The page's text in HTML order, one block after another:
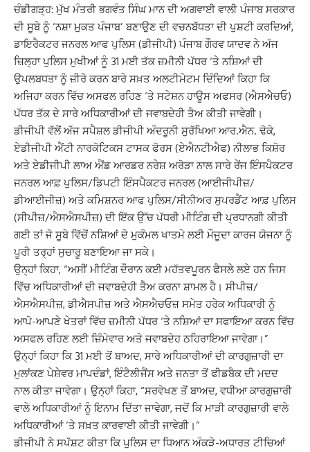
ਚੰਡੀਗੜ੍ਹ: ਮੁੱਖ ਮੰਤਰੀ ਭਗਵੰਤ ਸਿੰਘ ਮਾਨ ਦੀ ਅਗਵਾਈ ਵਾਲੀ ਪੰਜਾਬ ਸਰਕਾਰ
ਦੀ ਸੂਬੇ ਨੂੰ ‘ਨਸ਼ਾ ਮੁਕਤ ਪੰਜਾਬ’ ਬਣਾਉਣ ਦੀ ਵਚਨਬੱਧਤਾ ਦੀ ਪੁਸ਼ਟੀ ਕਰਦਿਆਂ,
ਡਾਇਰੈਕਟਰ ਜਨਰਲ ਆਫ ਪੁਲਿਸ (ਡੀਜੀਪੀ) ਪੰਜਾਬ ਗੌਰਵ ਯਾਦਵ ਨੇ ਅੱਜ
ਜ਼ਿਲ੍ਹਾ ਪੁਲਿਸ ਮੁਖੀਆਂ ਨੂੰ 31 ਮਈ ਤੱਕ ਜ਼ਮੀਨੀ ਪੱਧਰ ‘ਤੇ ਨਸ਼ਿਆਂ ਦੀ
ਉਪਲਬਧਤਾ ਨੂੰ ਜ਼ੀਰੋ ਕਰਨ ਬਾਰੇ ਸਖ਼ਤ ਅਲਟੀਮੇਟਮ ਦਿੰਦਿਆਂ ਕਿਹਾ ਕਿ
ਅਜਿਹਾ ਕਰਨ ਵਿੱਚ ਅਸਫਲ ਰਹਿਣ ‘ਤੇ ਸਟੇਸ਼ਨ ਹਾਊਸ ਅਫਸਰ (ਐਸਐਚਓ)
ਪੱਧਰ ਤੱਕ ਦੇ ਸਾਰੇ ਅਧਿਕਾਰੀਆਂ ਦੀ ਜਵਾਬਦੇਹੀ ਤੈਅ ਕੀਤੀ ਜਾਵੇਗੀ।
ਡੀਜੀਪੀ ਵੱਲੋਂ ਅੱਜ ਸਪੈਸ਼ਲ ਡੀਜੀਪੀ ਅੰਦਰੂਨੀ ਸੁਰੱਖਿਆ ਆਰ.ਐਨ. ਢੋਕੇ,
ਏਡੀਜੀਪੀ ਐਂਟੀ ਨਾਰਕੋਟਿਕਸ ਟਾਸਕ ਫੋਰਸ (ਏਐਨਟੀਐਫ) ਨੀਲਾਭ ਕਿਸ਼ੋਰ
ਅਤੇ ਏਡੀਜੀਪੀ ਲਾਅ ਐਂਡ ਆਰਡਰ ਨਰੇਸ਼ ਅਰੋੜਾ ਨਾਲ ਸਾਰੇ ਰੇਂਜ ਇੰਸਪੈਕਟਰ
ਜਨਰਲ ਆਫ਼ ਪੁਲਿਸ/ਡਿਪਟੀ ਇੰਸਪੈਕਟਰ ਜਨਰਲ (ਆਈਜੀਪੀਜ਼/
ਡੀਆਈਜੀਜ਼) ਅਤੇ ਕਮਿਸ਼ਨਰ ਆਫ ਪੁਲਿਸ/ਸੀਨੀਅਰ ਸੁਪਰਡੈਂਟ ਆਫ਼ ਪੁਲਿਸ
(ਸੀਪੀਜ਼/ਐਸਐਸਪੀਜ਼) ਦੀ ਇੱਕ ਉੱਚ ਪੱਧਰੀ ਮੀਟਿੰਗ ਦੀ ਪ੍ਰਧਾਨਗੀ ਕੀਤੀ
ਗਈ ਤਾਂ ਜੋ ਸੂਬੇ ਵਿੱਚੋਂ ਨਸ਼ਿਆਂ ਦੇ ਮੁਕੰਮਲ ਖਾਤਮੇ ਲਈ ਮੌਜੂਦਾ ਕਾਰਜ ਯੋਜਨਾ ਨੂੰ
ਪੂਰੀ ਤਰ੍ਹਾਂ ਸੁਚਾਰੂ ਬਣਾਇਆ ਜਾ ਸਕੇ।
ਉਨ੍ਹਾਂ ਕਿਹਾ, “ਅਸੀਂ ਮੀਟਿੰਗ ਦੌਰਾਨ ਕਈ ਮਹੱਤਵਪੂਰਨ ਫੈਸਲੇ ਲਏ ਹਨ ਜਿਸ
ਵਿੱਚ ਅਧਿਕਾਰੀਆਂ ਦੀ ਜਵਾਬਦੇਹੀ ਤੈਅ ਕਰਨਾ ਸ਼ਾਮਲ ਹੈ। ਸੀਪੀਜ਼/
ਐਸਐਸਪੀਜ਼, ਡੀਐਸਪੀਜ਼ ਅਤੇ ਐਸਐਚਓਜ਼ ਸਮੇਤ ਹਰੇਕ ਅਧਿਕਾਰੀ ਨੂੰ
ਆਪੋ-ਆਪਣੇ ਖੇਤਰਾਂ ਵਿੱਚ ਜ਼ਮੀਨੀ ਪੱਧਰ ‘ਤੇ ਨਸ਼ਿਆਂ ਦਾ ਸਫਾਇਆ ਕਰਨ ਵਿੱਚ
ਅਸਫਲ ਰਹਿਣ ਲਈ ਜ਼ਿੰਮੇਵਾਰ ਅਤੇ ਜਵਾਬਦੇਹ ਠਹਿਰਾਇਆ ਜਾਵੇਗਾ।”
ਉਨ੍ਹਾਂ ਕਿਹਾ ਕਿ 31 ਮਈ ਤੋਂ ਬਾਅਦ, ਸਾਰੇ ਅਧਿਕਾਰੀਆਂ ਦੀ ਕਾਰਗੁਜ਼ਾਰੀ ਦਾ
ਮੁਲਾਂਕਣ ਪੇਸ਼ੇਵਰ ਮਾਪਦੰਡਾਂ, ਇੰਟੈਲੀਜੈਂਸ ਅਤੇ ਜਨਤਾ ਤੋਂ ਫੀਡਬੈਕ ਦੀ ਮਦਦ
ਨਾਲ ਕੀਤਾ ਜਾਵੇਗਾ। ਉਨ੍ਹਾਂ ਕਿਹਾ, “ਸਰਵੇਖਣ ਤੋਂ ਬਾਅਦ, ਵਧੀਆ ਕਾਰਗੁਜ਼ਾਰੀ
ਵਾਲੇ ਅਧਿਕਾਰੀਆਂ ਨੂੰ ਇਨਾਮ ਦਿੱਤਾ ਜਾਵੇਗਾ, ਜਦੋਂ ਕਿ ਮਾੜੀ ਕਾਰਗੁਜ਼ਾਰੀ ਵਾਲੇ
ਅਧਿਕਾਰੀਆਂ ‘ਤੇ ਸਖ਼ਤ ਕਾਰਵਾਈ ਕੀਤੀ ਜਾਵੇਗੀ।”
ਡੀਜੀਪੀ ਨੇ ਸਪੱਸ਼ਟ ਕੀਤਾ ਕਿ ਪੁਲਿਸ ਦਾ ਧਿਆਨ ਅੰਕੜੇ-ਅਧਾਰਤ ਟੀਚਿਆਂ